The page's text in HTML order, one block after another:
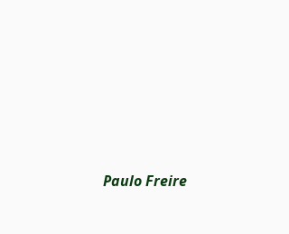
Paulo Freire